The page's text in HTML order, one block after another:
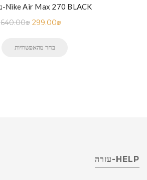
נעלי נייק-Nike Air Max 270 BLACK
640.00₪ 299.00₪
בחר מהאפשרויות
HELP-עזרה